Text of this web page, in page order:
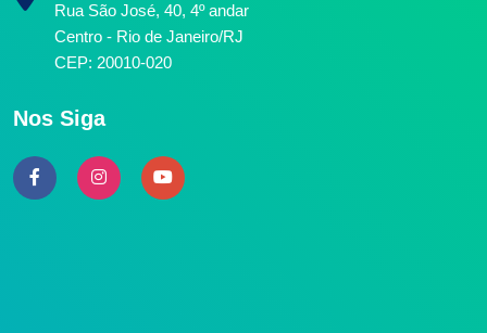
Rua São José, 40, 4º andar
Centro - Rio de Janeiro/RJ
CEP: 20010-020
Nos Siga